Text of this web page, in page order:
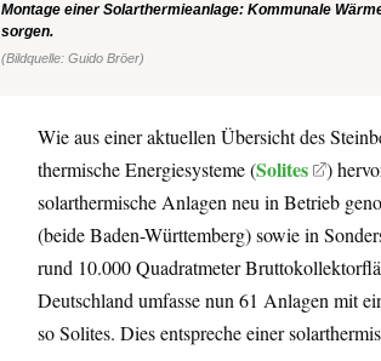
Montage einer Solarthermieanlage: Kommunale
sorgen.
(Bildquelle: Guido Bröer)
Wie aus einer aktuellen Übersicht des
thermische Energiesysteme (Solites
)
solarthermische Anlagen neu in Betrieb
(beide Baden-Württemberg) sowie in
rund 10.000 Quadratmeter
Deutschland umfasse nun 61 Anlagen mit
so Solites. Dies entspreche einer